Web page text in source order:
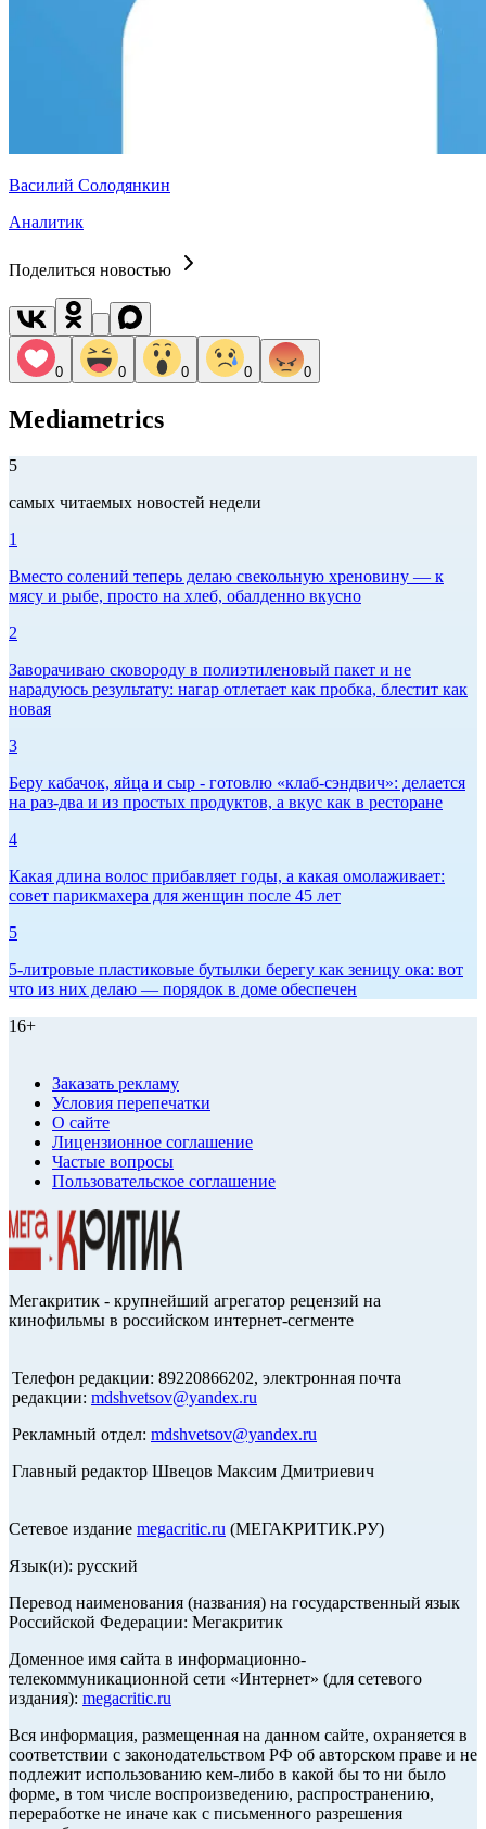
Василий Солодянкин
Аналитик
Поделиться новостью
0 0 0 0 0
Mediametrics
5
самых читаемых новостей недели
1
Вместо солений теперь делаю свекольную хреновину — к
мясу и рыбе, просто на хлеб, обалденно вкусно
2
Заворачиваю сковороду в полиэтиленовый пакет и не
нарадуюсь результату: нагар отлетает как пробка, блестит как
новая
3
Беру кабачок, яйца и сыр - готовлю «клаб-сэндвич»: делается
на раз-два и из простых продуктов, а вкус как в ресторане
4
Какая длина волос прибавляет годы, а какая омолаживает:
совет парикмахера для женщин после 45 лет
5
5-литровые пластиковые бутылки берегу как зеницу ока: вот
что из них делаю — порядок в доме обеспечен
16+
Заказать рекламу
Условия перепечатки
О сайте
Лицензионное соглашение
Частые вопросы
Пользовательское соглашение
Мегакритик - крупнейший агрегатор рецензий на
кинофильмы в российском интернет-сегменте
Телефон редакции: 89220866202, электронная почта
редакции: mdshvetsov@yandex.ru
Рекламный отдел: mdshvetsov@yandex.ru
Главный редактор Швецов Максим Дмитриевич
Сетевое издание megacritic.ru (МЕГАКРИТИК.РУ)
Язык(и): русский
Перевод наименования (названия) на государственный язык
Российской Федерации: Мегакритик
Доменное имя сайта в информационно-
телекоммуникационной сети «Интернет» (для сетевого
издания): megacritic.ru
Вся информация, размещенная на данном сайте, охраняется в
соответствии с законодательством РФ об авторском праве и не
подлежит использованию кем-либо в какой бы то ни было
форме, в том числе воспроизведению, распространению,
переработке не иначе как с письменного разрешения